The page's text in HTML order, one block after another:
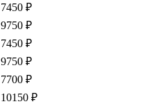
7450 ₽
9750 ₽
7450 ₽
9750 ₽
7700 ₽
10150 ₽